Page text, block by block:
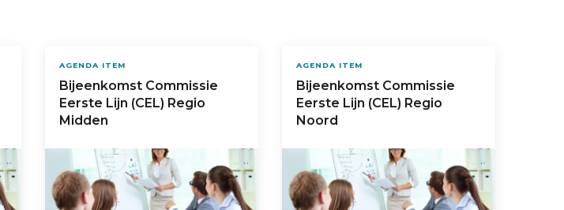
AGENDA ITEM
Bijeenkomst Commissie
Eerste Lijn (CEL) Regio
Midden
AGENDA ITEM
Bijeenkomst Commissie
Eerste Lijn (CEL) Regio
Noord